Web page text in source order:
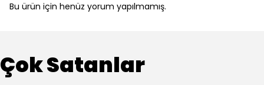
Bu ürün için henüz yorum yapılmamış.
Çok Satanlar